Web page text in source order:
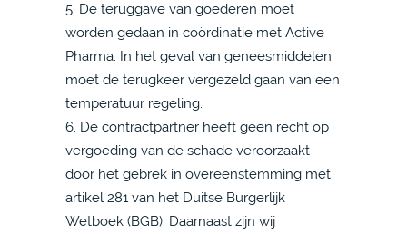
5. De teruggave van goederen moet
worden gedaan in coördinatie met Active
Pharma. In het geval van geneesmiddelen
moet de terugkeer vergezeld gaan van een
temperatuur regeling.
6. De contractpartner heeft geen recht op
vergoeding van de schade veroorzaakt
door het gebrek in overeenstemming met
artikel 281 van het Duitse Burgerlijk
Wetboek (BGB). Daarnaast zijn wij